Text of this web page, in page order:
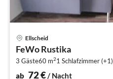
Ellscheid
FeWo Rustika
3 Gäste60 m21 Schlafzimmer (+1)
ab 72€/ Nacht